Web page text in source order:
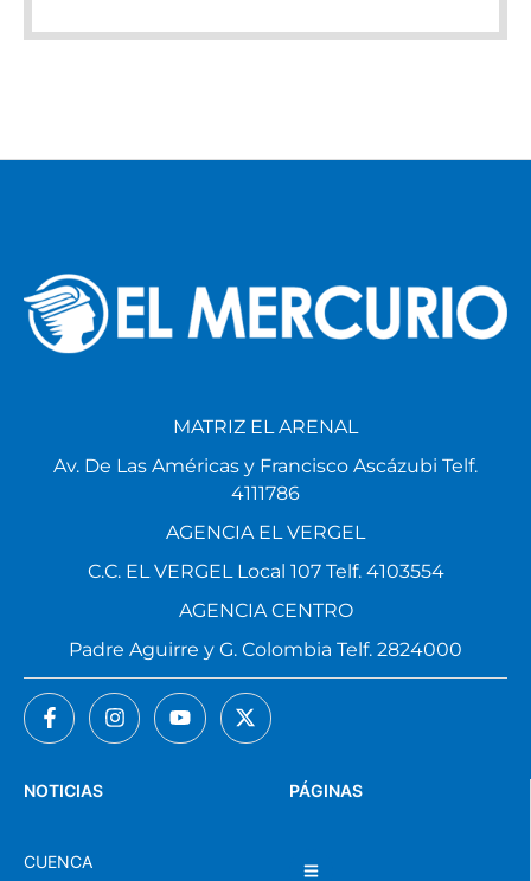
PÁGINAS
NOTICIAS
CUENCA
MATRIZ EL ARENAL
Av. De Las Américas y Francisco Ascázubi Telf.
4111786
AGENCIA EL VERGEL
C.C. EL VERGEL Local 107 Telf. 4103554
AGENCIA CENTRO
Padre Aguirre y G. Colombia Telf. 2824000